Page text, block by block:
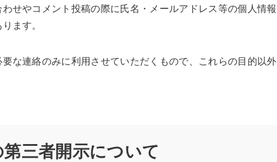
せやコメント投稿の際に氏名・メールアドレス等の個人情報
ます。
な連絡のみに利用させていただくもので、これらの目的以外
三者開示について